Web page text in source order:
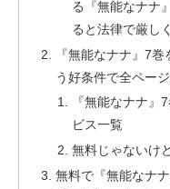
る『無能なナナ
ると法律で厳し
『無能なナナ』7
う好条件で全ペー
『無能なナナ』
ビス一覧
無料じゃないけ
無料で『無能なナ